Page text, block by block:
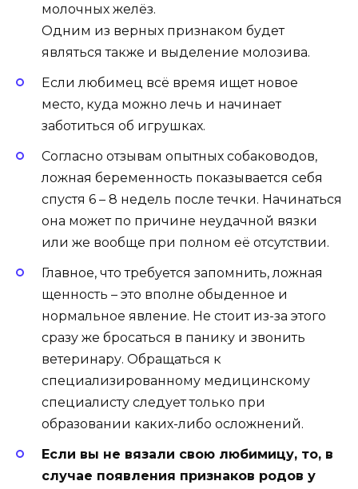
молочных желёз.
Одним из верных признаком будет
являться также и выделение молозива.
Если любимец всё время ищет новое
место, куда можно лечь и начинает
заботиться об игрушках.
Согласно отзывам опытных собаководов,
ложная беременность показывается себя
спустя 6 – 8 недель после течки. Начинаться
она может по причине неудачной вязки
или же вообще при полном её отсутствии.
Главное, что требуется запомнить, ложная
щенность – это вполне обыденное и
нормальное явление. Не стоит из-за этого
сразу же бросаться в панику и звонить
ветеринару. Обращаться к
специализированному медицинскому
специалисту следует только при
образовании каких-либо осложнений.
Если вы не вязали свою любимицу, то, в
случае появления признаков родов у